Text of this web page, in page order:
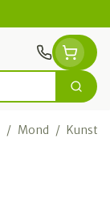
Zoek
/ Mond /